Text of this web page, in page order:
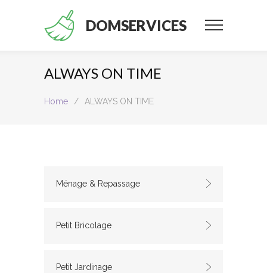
DOMSERVICES
ALWAYS ON TIME
Home / ALWAYS ON TIME
Ménage & Repassage
Petit Bricolage
Petit Jardinage